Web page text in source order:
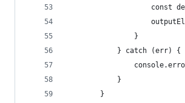
const
                }
            } catch (err) {
            }
        }